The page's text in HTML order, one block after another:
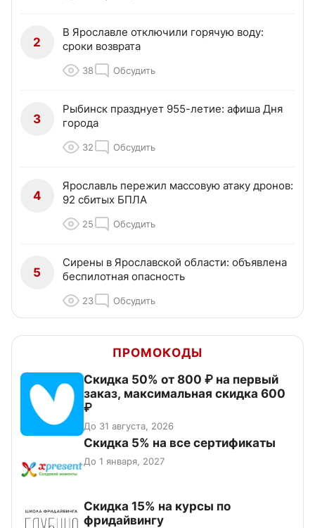
2
В Ярославле отключили горячую воду:
сроки возврата
38 Обсудить
3
Рыбинск празднует 955-летие: афиша Дня
города
32 Обсудить
4
Ярославль пережил массовую атаку дронов:
92 сбитых БПЛА
25 Обсудить
5
Сирены в Ярославской области: объявлена
беспилотная опасность
23 Обсудить
ПРОМОКОДЫ
Скидка 50% от 800 ₽ на первый
заказ, максимальная скидка 600
₽
До 31 августа, 2026
Скидка 5% на все сертификаты
До 1 января, 2027
Скидка 15% на курсы по
фридайвингу